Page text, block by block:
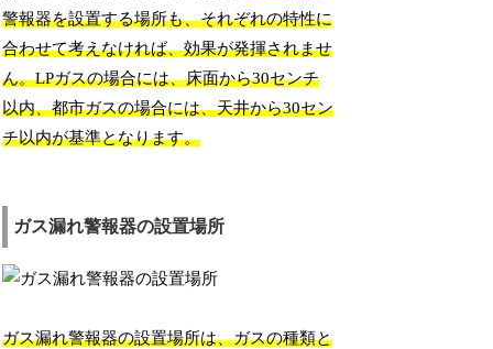
警報器を設置する場所も、それぞれの特性に
合わせて考えなければ、効果が発揮されませ
ん。LPガスの場合には、床面から30センチ
以内、都市ガスの場合には、天井から30セン
チ以内が基準となります。
ガス漏れ警報器の設置場所
ガス漏れ警報器の設置場所は、ガスの種類と